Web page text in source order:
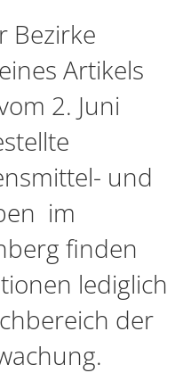
Bezirke
Artikels
2. Juni
und
im
finden
lediglich
der